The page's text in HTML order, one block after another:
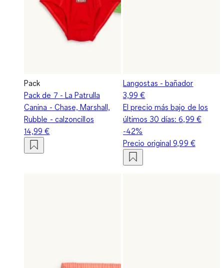
Pack
Pack de 7 - La Patrulla
Canina - Chase, Marshall,
Rubble - calzoncillos
14,99 €
Langostas - bañador
3,99 €
El precio más bajo de los
últimos 30 días:6,99 €
-42%
Precio original9,99 €